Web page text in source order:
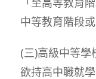
中等教育階段
(三)高級中等學
欲持高中職就